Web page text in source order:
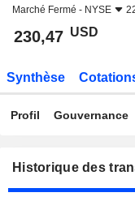
Marché Fermé - NYSE
230,47 USD
Synthèse
Profil Gouvernance
Historique des